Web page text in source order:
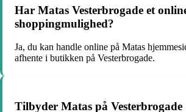
Har Matas Vesterbrogade et
shoppingmulighed?
Ja, du kan handle online på Matas
afhente i butikken på Vesterbrogade.
Tilbyder Matas på Vesterbrogade